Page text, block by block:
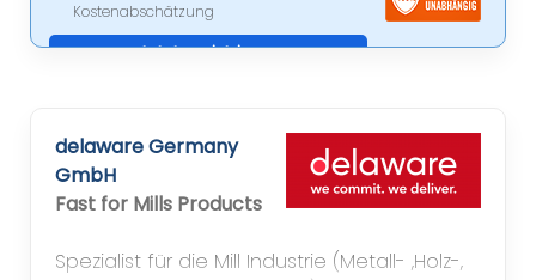
Kostenabschätzung
Jetzt registrieren
delaware Germany
GmbH
Fast for Mills Products
Spezialist für die Mill Industrie (Metall- ,Holz-,